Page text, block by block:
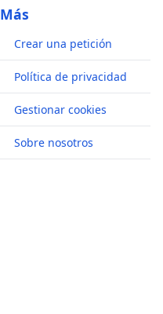
Más
Crear una petición
Política de privacidad
Gestionar cookies
Sobre nosotros